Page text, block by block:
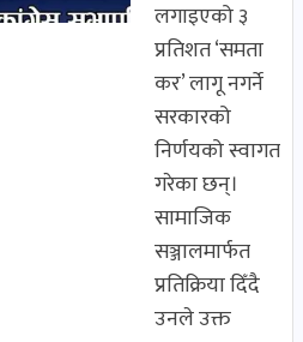
लगाइएको ३
प्रतिशत ‘समता
कर’ लागू नगर्ने
सरकारको
निर्णयको स्वागत
गरेका छन्।
सामाजिक
सञ्जालमार्फत
प्रतिक्रिया दिँदै
उनले उक्त